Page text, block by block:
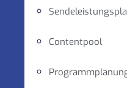
Contentpool